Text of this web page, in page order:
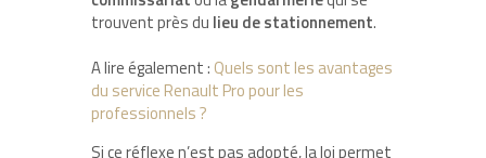
trouvent près du lieu destationnement.
A lire également : Quels sont les avantages
du service Renault Pro pour les
professionnels ?
Si ce réflexe n’est pas adopté, la loi permet